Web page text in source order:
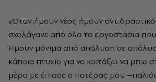
«Όταν ήμουν νέος ήμουν
σχολάγανε από όλα τα εργοστάσια που
Ήμουν μόνιμα από απόλυση σε
κάποιο πτυχίο για να κοιτάξω να μπω
μέρα με έπιασε ο πατέρας μου